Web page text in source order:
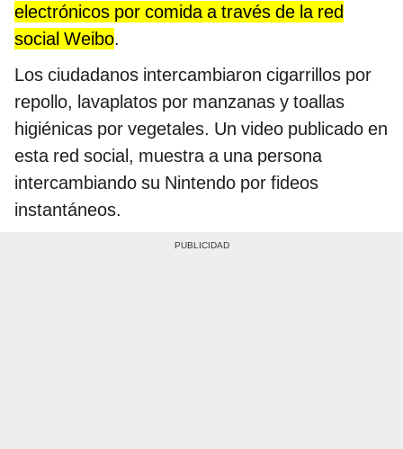
electrónicos por comida a través de la red
social Weibo.
Los ciudadanos intercambiaron cigarrillos por
repollo, lavaplatos por manzanas y toallas
higiénicas por vegetales. Un video publicado en
esta red social, muestra a una persona
intercambiando su Nintendo por fideos
instantáneos.